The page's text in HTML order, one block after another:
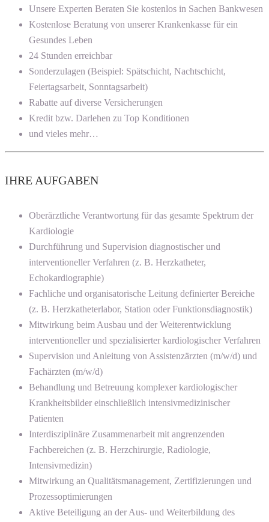
Unsere Experten Beraten Sie kostenlos in Sachen Bankwesen
Kostenlose Beratung von unserer Krankenkasse für ein
Gesundes Leben
24 Stunden erreichbar
Sonderzulagen (Beispiel: Spätschicht, Nachtschicht,
Feiertagsarbeit, Sonntagsarbeit)
Rabatte auf diverse Versicherungen
Kredit bzw. Darlehen zu Top Konditionen
und vieles mehr…
IHRE AUFGABEN
Oberärztliche Verantwortung für das gesamte Spektrum der
Kardiologie
Durchführung und Supervision diagnostischer und
interventioneller Verfahren (z. B. Herzkatheter,
Echokardiographie)
Fachliche und organisatorische Leitung definierter Bereiche
(z. B. Herzkatheterlabor, Station oder Funktionsdiagnostik)
Mitwirkung beim Ausbau und der Weiterentwicklung
interventioneller und spezialisierter kardiologischer Verfahren
Supervision und Anleitung von Assistenzärzten (m/w/d) und
Fachärzten (m/w/d)
Behandlung und Betreuung komplexer kardiologischer
Krankheitsbilder einschließlich intensivmedizinischer
Patienten
Interdisziplinäre Zusammenarbeit mit angrenzenden
Fachbereichen (z. B. Herzchirurgie, Radiologie,
Intensivmedizin)
Mitwirkung an Qualitätsmanagement, Zertifizierungen und
Prozessoptimierungen
Aktive Beteiligung an der Aus- und Weiterbildung des